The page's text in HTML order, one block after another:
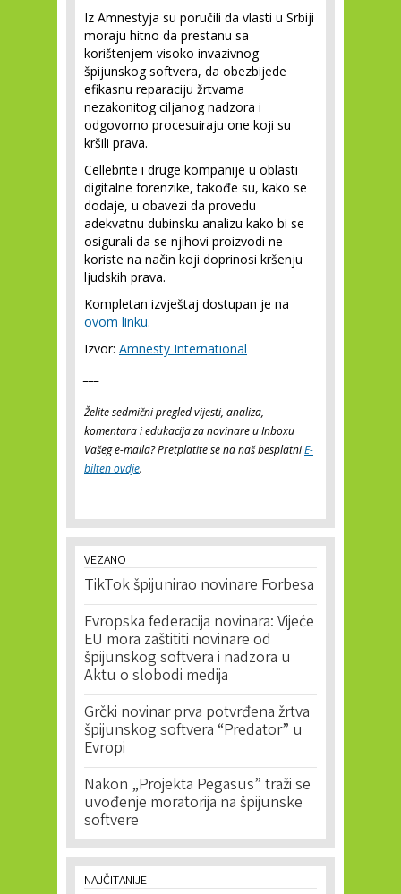
Iz Amnestyja su poručili da vlasti u Srbiji
moraju hitno da prestanu sa
korištenjem visoko invazivnog
špijunskog softvera, da obezbijede
efikasnu reparaciju žrtvama
nezakonitog ciljanog nadzora i
odgovorno procesuiraju one koji su
kršili prava.
Cellebrite i druge kompanije u oblasti
digitalne forenzike, takođe su, kako se
dodaje, u obavezi da provedu
adekvatnu dubinsku analizu kako bi se
osigurali da se njihovi proizvodi ne
koriste na način koji doprinosi kršenju
ljudskih prava.
Kompletan izvještaj dostupan je na
ovom linku.
Izvor: Amnesty International
Želite sedmični pregled vijesti, analiza,
komentara i edukacija za novinare u Inboxu
Vašeg e-maila? Pretplatite se na naš besplatniE-
bilten ovdje.
VEZANO
TikTok špijunirao novinare Forbesa
Evropska federacija novinara: Vijeće
EU mora zaštititi novinare od
špijunskog softvera i nadzora u
Aktu o slobodi medija
Grčki novinar prva potvrđena žrtva
špijunskog softvera “Predator” u
Evropi
Nakon „Projekta Pegasus” traži se
uvođenje moratorija na špijunske
softvere
NAJČITANIJE